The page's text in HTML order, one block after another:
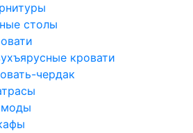
столы
кровати
чердак